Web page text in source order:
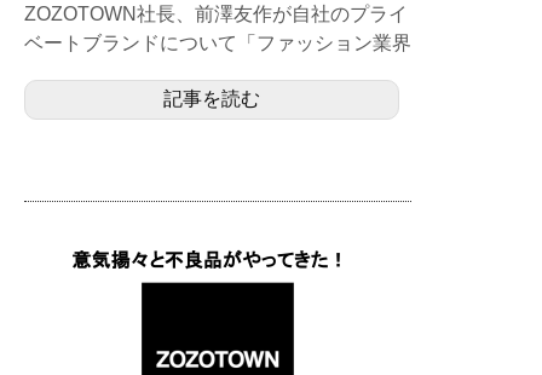
ZOZOTOWN社長、前澤友作が自社のプライ
ベートブランドについて「ファッション業界
ド」になると言及...記事を読む